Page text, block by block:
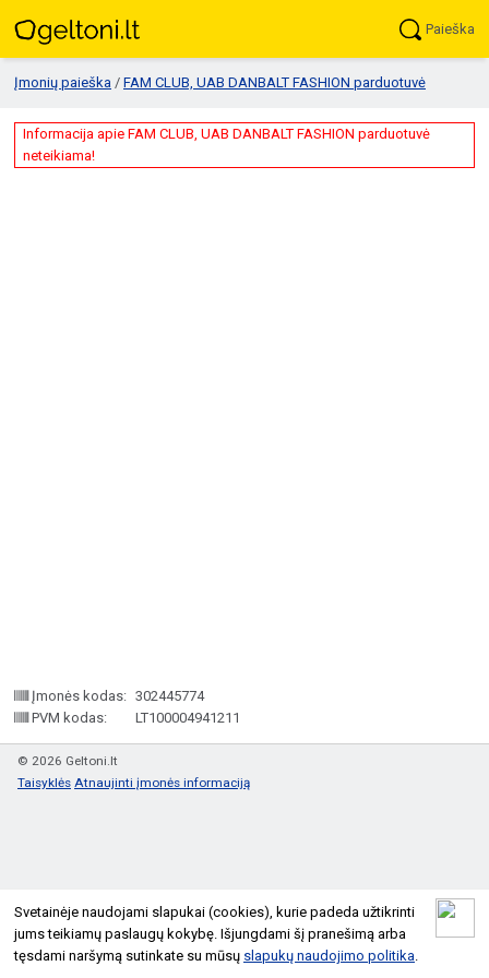
Svetainėje naudojami slapukai (cookies), kurie padeda užtikrinti
jums teikiamų paslaugų kokybę. Išjungdami šį pranešimą arba
tęsdami naršymą sutinkate su mūsų slapukų naudojimo politika
Paieška
Įmonių paieška / FAM CLUB, UAB DANBALT FASHION parduotuvė
Informacija apie FAM CLUB, UAB DANBALT FASHION parduotuvė
neteikiama!
Įmonės kodas: 302445774
PVM kodas:
LT100004941211
© 2026 Geltoni.lt
Taisyklės Atnaujinti įmonės informaciją